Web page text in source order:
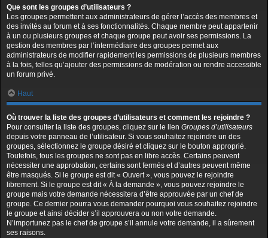
Que sont les groupes d’utilisateurs ?
Les groupes permettent aux administrateurs de gérer l’accès des membres et
des invités au forum et à ses fonctionnalités. Chaque membre peut appartenir
à un ou plusieurs groupes et chaque groupe peut avoir ses permissions. La
gestion des membres par l’intermédiaire des groupes permet aux
administrateurs de modifier rapidement les permissions de plusieurs membres
à la fois, telles qu’ajouter des permissions de modération ou rendre accessible
un forum privé.
Haut
Où trouver la liste des groupes d’utilisateurs et comment les rejoindre ?
Pour consulter la liste des groupes, cliquez sur le lien Groupes d’utilisateurs
depuis votre panneau de l’utilisateur. Si vous souhaitez rejoindre un des
groupes, sélectionnez le groupe désiré et cliquez sur le bouton approprié.
Toutefois, tous les groupes ne sont pas en libre accès. Certains peuvent
nécessiter une approbation, certains sont fermés et d’autres peuvent même
être masqués. Si le groupe est dit « Ouvert », vous pouvez le rejoindre
librement. Si le groupe est dit « À la demande », vous pouvez rejoindre le
groupe mais votre demande nécessitera d’être approuvée par un chef de
groupe. Ce dernier pourra vous demander pourquoi vous souhaitez rejoindre
le groupe et ainsi décider s’il approuvera ou non votre demande.
N’importunez pas le chef de groupe s’il annule votre demande, il a sûrement
ses raisons.